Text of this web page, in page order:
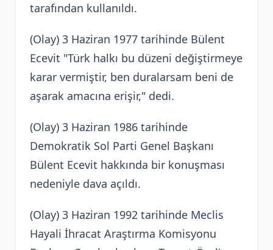
tarafından kullanıldı.
(Olay) 3 Haziran 1977 tarihinde Bülent
Ecevit "Türk halkı bu düzeni değiştirmeye
karar vermiştir, ben duralarsam beni de
aşarak amacına erişir," dedi.
(Olay) 3 Haziran 1986 tarihinde
Demokratik Sol Parti Genel Başkanı
Bülent Ecevit hakkında bir konuşması
nedeniyle dava açıldı.
(Olay) 3 Haziran 1992 tarihinde Meclis
Hayali İhracat Araştırma Komisyonu